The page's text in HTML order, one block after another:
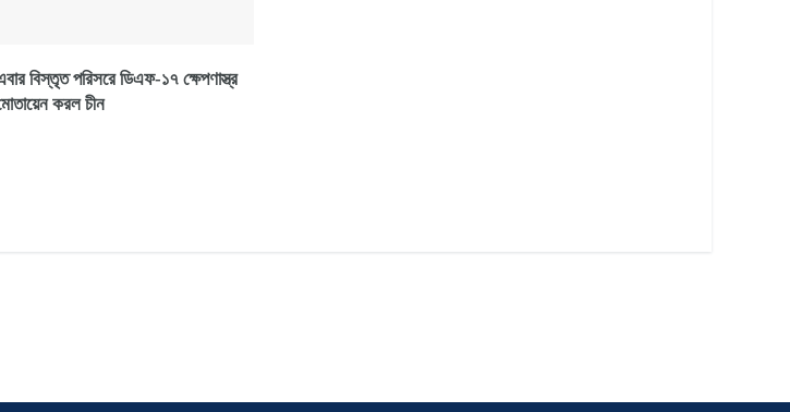
বিস্তৃত পরিসরে ডিএফ-১৭ ক্ষেপণাস্ত্র
করল চীন